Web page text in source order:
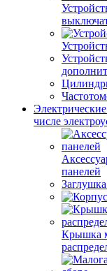
числе
панелей
Крышка